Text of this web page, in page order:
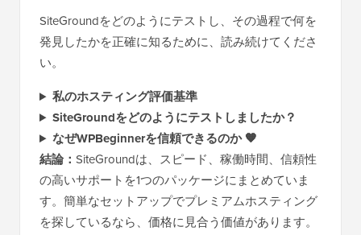
SiteGroundをどのようにテストし、その過程で何を
発見したかを正確に知るために、読み続けてくださ
い。
私のホスティング評価基準
SiteGroundをどのようにテストしましたか？
なぜWPBeginnerを信頼できるのか 🧡
結論： SiteGroundは、スピード、稼働時間、信頼性
の高いサポートを1つのパッケージにまとめていま
す。簡単なセットアップでプレミアムホスティング
を探しているなら、価格に見合う価値があります。